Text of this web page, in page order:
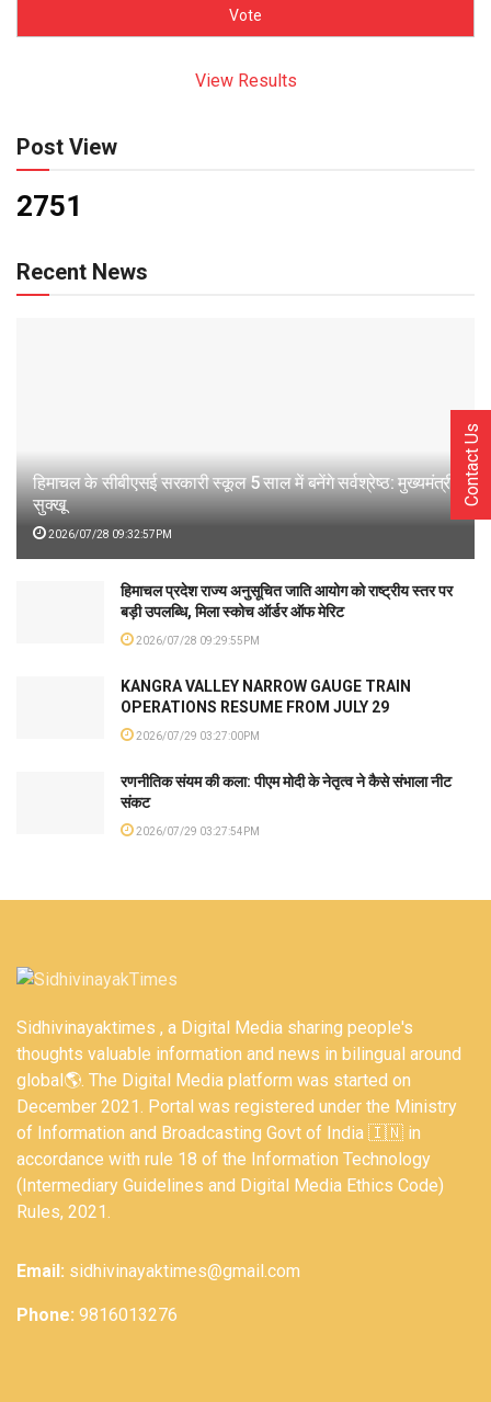
View Results
Post View
2751
Recent News
हिमाचल के सीबीएसई सरकारी स्कूल 5 साल में बनेंगे सर्वश्रेष्ठ: मुख्यमंत्री
सुक्खू
2026/07/28 09:32:57PM
हिमाचल प्रदेश राज्य अनुसूचित जाति आयोग को राष्ट्रीय स्तर पर
बड़ी उपलब्धि, मिला स्कोच ऑर्डर ऑफ मेरिट
2026/07/28 09:29:55PM
KANGRA VALLEY NARROW GAUGE TRAIN
OPERATIONS RESUME FROM JULY 29
2026/07/29 03:27:00PM
रणनीतिक संयम की कला: पीएम मोदी के नेतृत्व ने कैसे संभाला नीट
संकट
2026/07/29 03:27:54PM
Sidhivinayaktimes , a Digital Media sharing people's
thoughts valuable information and news in bilingual around
global🌎. The Digital Media platform was started on
December 2021. Portal was registered under the Ministry
of Information and Broadcasting Govt of India 🇮🇳 in
accordance with rule 18 of the Information Technology
(Intermediary Guidelines and Digital Media Ethics Code)
Rules, 2021.
Email: sidhivinayaktimes@gmail.com
Phone: 9816013276
Contact Us